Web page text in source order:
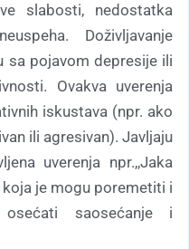
slabosti, nedostatka
Doživljavanje
sa pojavom depresije ili
Ovakva uverenja
iskustava (npr. ako
ili agresivan). Javljaju
uverenja npr.,,Jaka
je mogu poremetiti i
saosećanje i